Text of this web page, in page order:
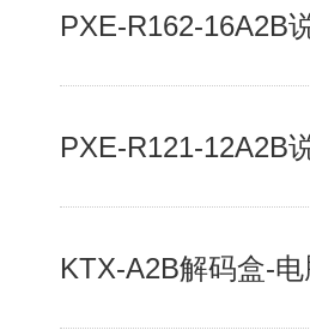
PXE-R162-16A2B
PXE-R121-12A2B
KTX-A2B解码盒-